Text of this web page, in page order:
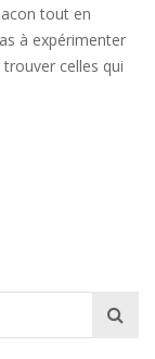
tout en
à expérimenter
celles qui